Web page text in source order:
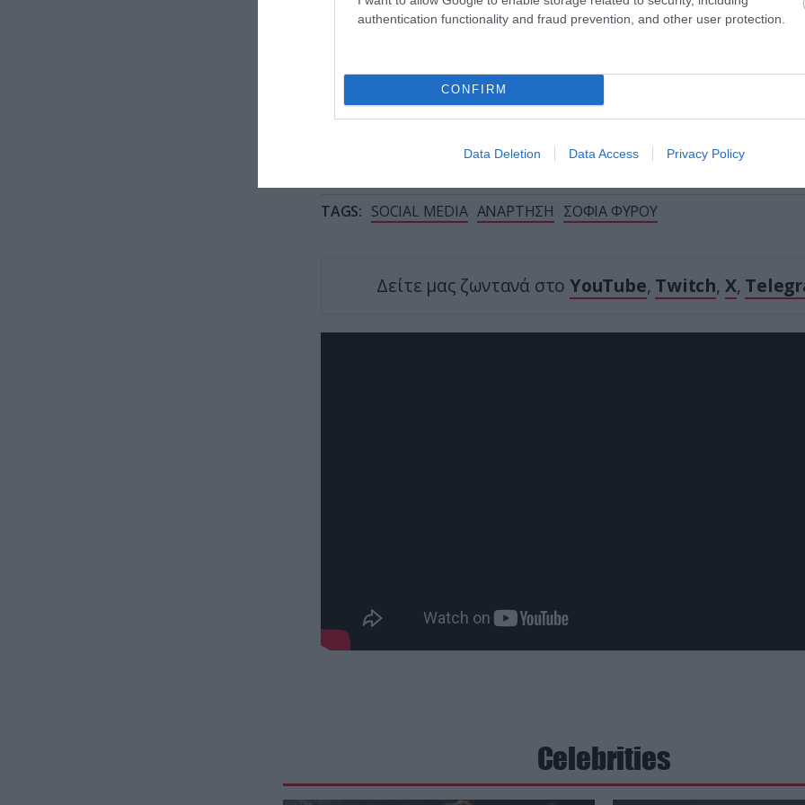
authentication functionality and fraud prevention, and other user protection.
CONFIRM
Data Deletion Data Access Privacy Policy
Πολωνία: Συνελήφθη Ουκρανός υπάλληλος της πρεσβείας
Ακολουθήστε τοpronews.grστο Google News και
TAGS: SOCIAL MEDIA ΑΝΑΡΤΗΣΗ ΣΟΦΙΑ ΦΥΡΟΥ
Δείτε μας ζωντανά στο YouTube, Twitch, X,
Celebrities